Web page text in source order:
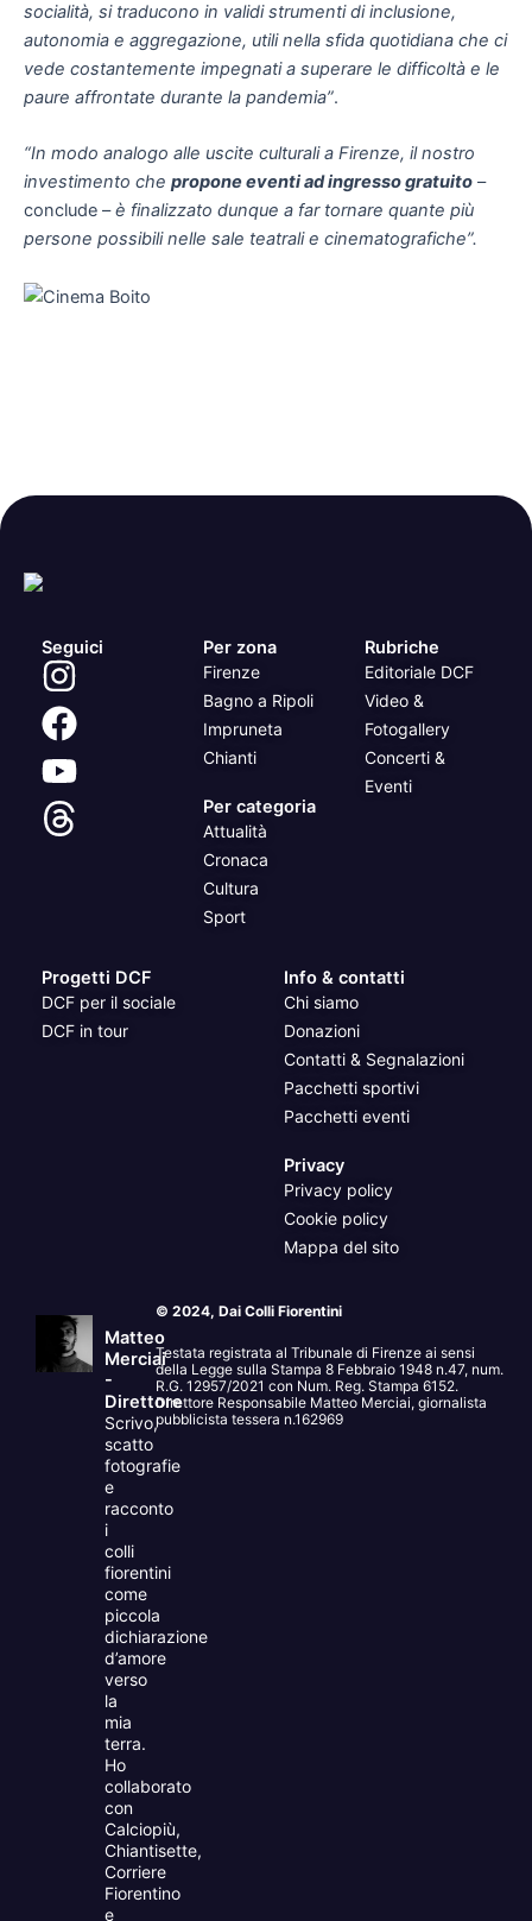
socialità, si traducono in validi strumenti di inclusione,
autonomia e aggregazione, utili nella sfida quotidiana che ci
vede costantemente impegnati a superare le difficoltà e le
paure affrontate durante la pandemia”.
“In modo analogo alle uscite culturali a Firenze, il nostro
investimento che propone eventi ad ingresso gratuito –
conclude –è finalizzato dunque a far tornare quante più
persone possibili nelle sale teatrali e cinematografiche”.
Seguici Per zona
Firenze
Bagno a Ripoli
Impruneta
Chianti
Per categoria
Attualità
Cronaca
Cultura
Sport
Rubriche
Editoriale DCF
Video &
Fotogallery
Concerti &
Eventi
Progetti DCF
DCF per il sociale
DCF in tour
Info & contatti
Chi siamo
Donazioni
Contatti & Segnalazioni
Pacchetti sportivi
Pacchetti eventi
Privacy
Privacy policy
Cookie policy
Mappa del sito
Matteo
Merciai
-
Direttore
Scrivo,
scatto
fotografie
e
racconto
i
colli
fiorentini
come
piccola
dichiarazione
d’amore
verso
la
mia
terra.
Ho
collaborato
con
Calciopiù,
Chiantisette,
Corriere
Fiorentino
e
© 2024, Dai Colli Fiorentini
Testata registrata al Tribunale di Firenze ai sensi
della Legge sulla Stampa 8 Febbraio 1948 n.47, num.
R.G. 12957/2021 con Num. Reg. Stampa 6152.
Direttore Responsabile Matteo Merciai, giornalista
pubblicista tessera n.162969